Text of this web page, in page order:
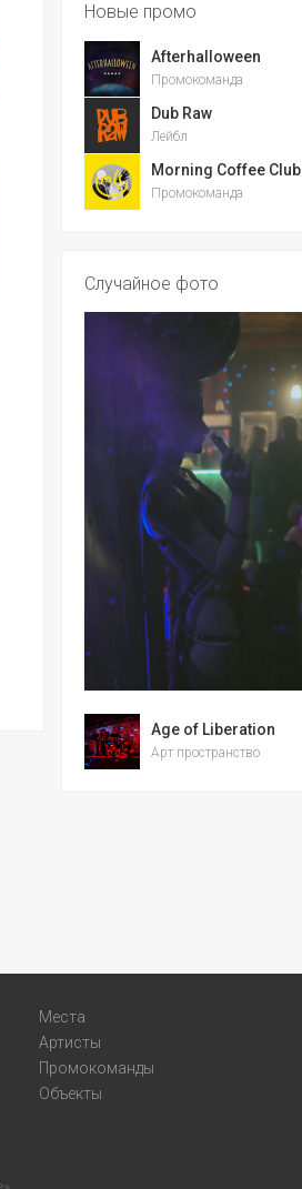
Новые промо
Afterhalloween
Промокоманда
Dub Raw
Лейбл
Morning Coffee Club
Промокоманда
Случайное фото
Age of Liberation
Арт пространство
Места
Артисты
Промокоманды
Объекты